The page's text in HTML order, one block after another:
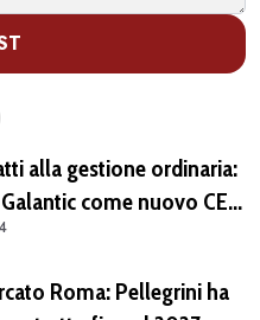
alla gestione ordinaria:
come nuovo CEO
Roma: Pellegrini ha